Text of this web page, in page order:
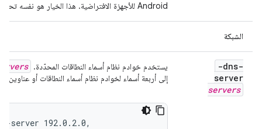
Android للأجهزة الافتراضية. هذا الخيار هو نفسه تحديد
الشبكة
-dns-
server
servers
يستخدم خوادم نظام أسماء النطاقات المحدّدة.
إلى أربعة أسماء لخوادم نظام أسماء النطاقات أو عناوين IP. على سبيل المثال:
server 192.0.2.0,